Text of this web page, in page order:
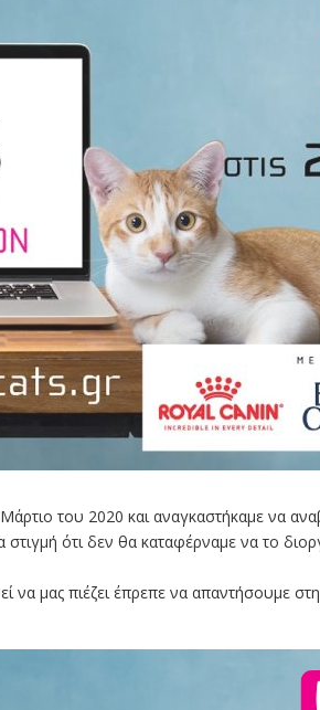
του 2020 και αναγκαστήκαμε να
στιγμή ότι δεν θα καταφέρναμε να το
να μας πιέζει έπρεπε να απαντήσουμε